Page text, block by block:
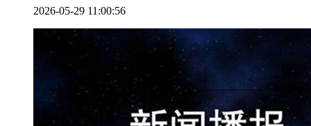
2026-05-29 11:00:56